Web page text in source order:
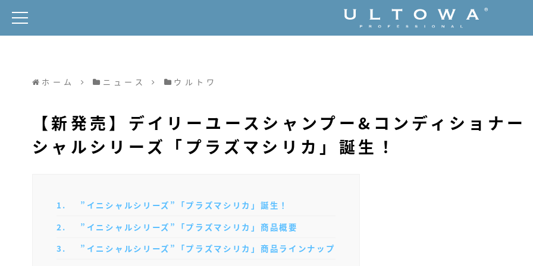
ホーム ニュース ウルトワ
【新発売】デイリーユースシャンプー&コンディショナ
シャルシリーズ「プラズマシリカ」誕生！
1
”イニシャルシリーズ”「プラズマシリカ」誕生！
2
”イニシャルシリーズ”「プラズマシリカ」商品概要
3
”イニシャルシリーズ”「プラズマシリカ」商品ラインナップ